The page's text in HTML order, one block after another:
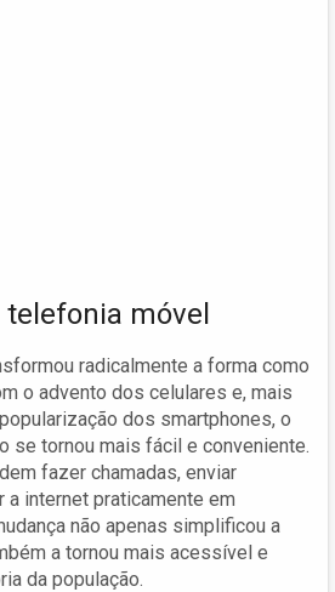
telefonia móvel
radicalmente a forma como
o advento dos celulares e, mais
dos smartphones, o
se tornou mais fácil e conveniente.
fazer chamadas, enviar
internet praticamente em
não apenas simplificou a
a tornou mais acessível e
da população.